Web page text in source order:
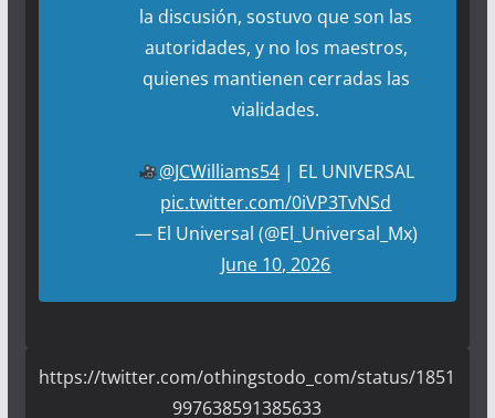
la discusión, sostuvo que son las
autoridades, y no los maestros,
quienes mantienen cerradas las
vialidades.
@JCWilliams54| EL UNIVERSAL
pic.twitter.com/0iVP3TvNSd
— El Universal (@El_Universal_Mx)
June 10, 2026
https://twitter.com/othingstodo_com/status/1851
997638591385633